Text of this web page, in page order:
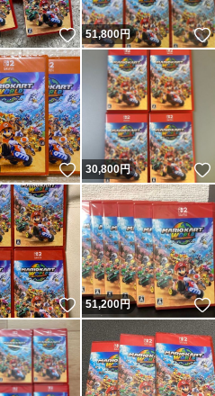
いいね！
51,800円
いいね！
30,800円
いいね！
51,200円